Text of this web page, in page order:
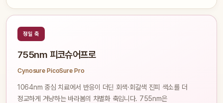
정밀 축
755nm 피코슈어프로
Cynosure PicoSure Pro
1064nm 중심 치료에서 반응이 더딘 회색·회갈색 진피 색소를 더
정교하게 겨냥하는 바라봄의 차별화 축입니다. 755nm은